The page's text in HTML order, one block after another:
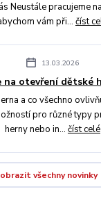
Neustále pracujeme
vám při... číst
13.03.2026
otevření dětské
a co všechno
pro různé typy
herny nebo in... číst celé
všechny novinky